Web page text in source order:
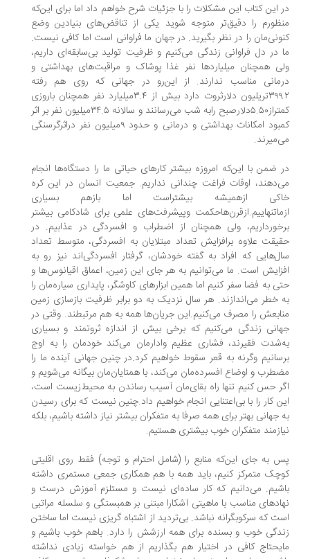
این کتاب این مشکلات را با جزئیات شرح خواهم داد اما برای این‌که
را دقیق‌تر متوجه شوید یکی از تناقض‌های بنیادین وضع
را در نظر بگیرید. در جهان ما فراوانی است اما کافی نیست.
در دل فراوانی زندگی می‌کنیم و ظرفیت تولید بی‌سابقه‌ای داریم،
همچنان میلیاردها نفر غذا پوشاک و مراقبت‌های بهداشتی و
مناسب ندارند. از این‌رو در جهانی که روی هم رفته
۳۹۹.۲تریلیون دلارثروت دارد بیش از ۳.۴میلیارد نفر همچنان باروزی
کمتراز۵.۵۰دلارصبح رابه شب می‌رسانند و سالانه ۳۴.۵میلیون نفر بر اثر
کمبود امکانات بهداشتی و درمانی و حدود ۹میلیون نفر دراثرگرسنگی
ضمن با این‌که امروزه بیشتر کارهای حیاتی ما را دستگاه‌ها انجام
اوقات فراغت چندانی نداریم. جمعیت انسان در این کره
ازهمیشه بیشتراست اما بازهم بسیاری
وپیشرفت‌های علمی برای شادکامی بیشتر
ولی همچنان از اضطراب و افسردگی در عذابیم. در
علاوه برافزایش تعداد مبتلایان به افسردگی، متوسط تعداد
که افراد به گفته خودشان، گرفتار افسردگی‌اند نیز رو به
است. ما می‌توانیم به هر جای این زمین، اعماق اقیانوس‌ها و
به فضا سفر کنیم اما همین ابزارهای کاوشگر، پایداری سیاره‌مان را
خطر می‌اندازند. هر سال نزدیک به دو برابر ظرفیت بازسازی زمین
را مصرف می‌کنیم.این جریان‌ها همه به هم مرتبطند. وقتی در
زندگی می‌کنیم که برخی بیش از اندازه ثروتمند و بسیاری
فقیرند، فشاری عظیم وادارمان می‌کند خودمان را به اوج
وگرنه به قعر سقوط خواهیم کرد.در چنین جهانی آینده ما را
و اوضاع افسرده‌مان می‌کند، با همتایان‌مان بیگانه می‌شویم و
حس کنیم تنها راه بقای‌مان آسیب رساندن به محیط‌زیست است،
کار را با بی‌اعتنایی انجام خواهیم داد.چنین نیست که برای رسیدن
جهانی بهتر برای همه صرفا به متفکران بیشتر نیاز داشته باشیم، بلکه
متفکران خوب بیشتری هستیم.
به جای این‌که منابع را (شامل احترام و توجه) فقط روی اقلیتی
متمرکز کنیم، باید همه با هم همکاری جمعی مستمری داشته
می‌دانیم که کار ساده‌ای نیست و مستلزم آموزش درست و
مناسب با ماهیتی آشکارا مبتنی بر همبستگی و سلسله مراتبی
که سرکوبگرانه نباشد. بی‌تردید از اشتباه گریزی نیست اما ساختن
خوب و بسنده برای همه ارزشش را دارد. باهم خوب باشیم و
کافی در اختیار هم بگذاریم از هم خواسته زیادی نداشته